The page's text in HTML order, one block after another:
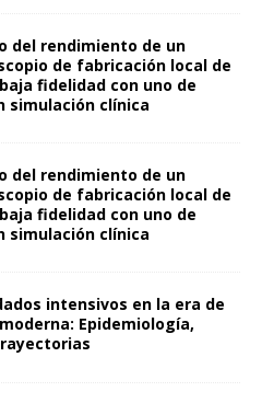
del rendimiento de un
de fabricación local de
fidelidad con uno de
simulación clínica
del rendimiento de un
de fabricación local de
fidelidad con uno de
simulación clínica
intensivos en la era de
Epidemiología,